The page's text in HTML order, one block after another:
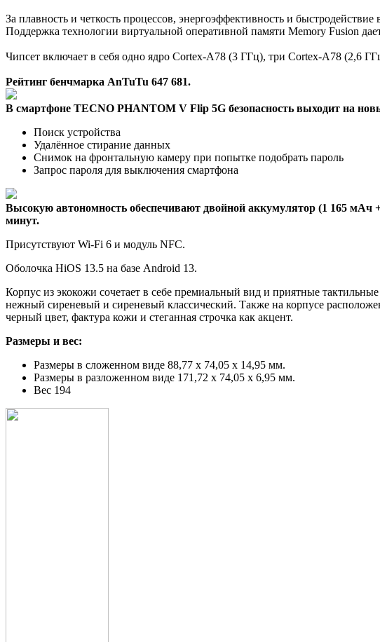
За плавность и четкость процессов, энергоэффективность и
Поддержка технологии виртуальной оперативной памяти Memory Fusion
Чипсет включает в себя одно ядро Cortex-A78 (3 ГГц), три Cortex-A78 (2,6
Рейтинг бенчмарка AnTuTu 647 681.
В смартфоне TECNO PHANTOM V Flip 5G безопасность выходит на
Поиск устройства
Удалённое стирание данных
Снимок на фронтальную камеру при попытке подобрать пароль
Запрос пароля для выключения смартфона
Высокую автономность обеспечивают двойной аккумулятор (1 165 мАч
минут.
Присутствуют Wi-Fi 6 и модуль NFC.
Оболочка HiOS 13.5 на базе Android 13.
Корпус из экокожи сочетает в себе премиальный вид и приятные
нежный сиреневый и сиреневый классический. Также на корпусе
черный цвет, фактура кожи и стеганная строчка как акцент.
Размеры и вес:
Размеры в сложенном виде 88,77 x 74,05 x 14,95 мм.
Размеры в разложенном виде 171,72 x 74,05 x 6,95 мм.
Вес 194